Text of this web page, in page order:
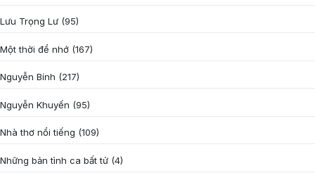
Lưu Trọng Lư (95)
Một thời để nhớ (167)
Nguyễn Bính (217)
Nguyễn Khuyến (95)
Nhà thơ nổi tiếng (109)
Những bản tình ca bất tử (4)